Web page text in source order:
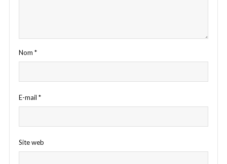
Nom *
E-mail *
Site web